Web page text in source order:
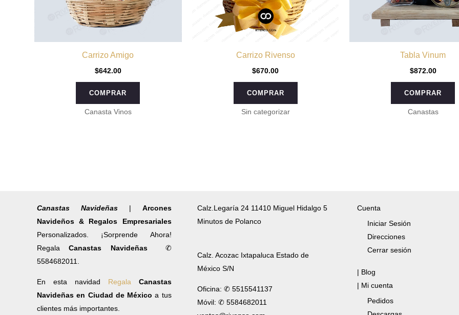
Carrizo Amigo
$642.00
COMPRAR
Canasta Vinos
Carrizo Rivenso
$670.00
COMPRAR
Sin categorizar
Tabla Vinum
$872.00
COMPRAR
Canastas
Canastas Navideñas| Arcones
Navideños & Regalos Empresariales
Personalizados. ¡Sorprende Ahora!
RegalaCanastas Navideñas✆
5584682011.
En esta navidad Regala Canastas
Navideñas en Ciudad de Méxicoa tus
clientes más importantes.
Calz.Legaría 24 11410 Miguel Hidalgo 5
Minutos de Polanco
Calz. Acozac Ixtapaluca Estado de
México S/N
Oficina: ✆ 5515541137
Móvil: ✆ 5584682011
Cuenta
Iniciar Sesión
Direcciones
Cerrar sesión
| Blog
| Mi cuenta
Pedidos